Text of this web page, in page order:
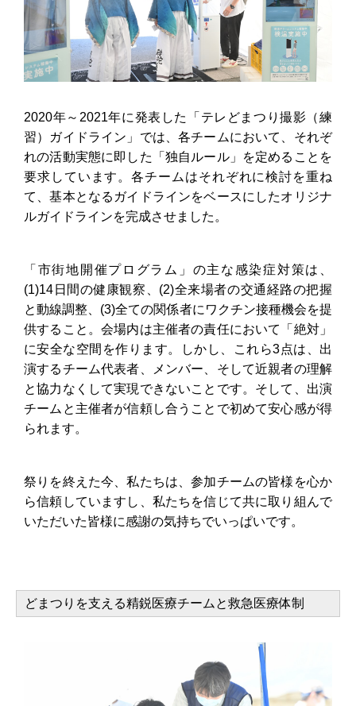
2020年～2021年に発表した「テレどまつり撮影（練
習）ガイドライン」では、各チームにおいて、それぞ
れの活動実態に即した「独自ルール」を定めることを
要求しています。各チームはそれぞれに検討を重ね
て、基本となるガイドラインをベースにしたオリジナ
ルガイドラインを完成させました。
「市街地開催プログラム」の主な感染症対策は、
(1)14日間の健康観察、(2)全来場者の交通経路の把握
と動線調整、(3)全ての関係者にワクチン接種機会を提
供すること。会場内は主催者の責任において「絶対」
に安全な空間を作ります。しかし、これら3点は、出
演するチーム代表者、メンバー、そして近親者の理解
と協力なくして実現できないことです。そして、出演
チームと主催者が信頼し合うことで初めて安心感が得
られます。
祭りを終えた今、私たちは、参加チームの皆様を心か
ら信頼していますし、私たちを信じて共に取り組んで
いただいた皆様に感謝の気持ちでいっぱいです。
どまつりを支える精鋭医療チームと救急医療体制